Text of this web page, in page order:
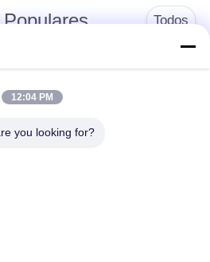
Todos
rodamiento de
rodillos cónicos
12:04 PM
you looking for?